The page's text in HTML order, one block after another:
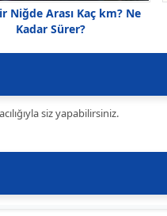
Niğde Arası Kaç km? Ne
Kadar Sürer?
siz yapabilirsiniz.